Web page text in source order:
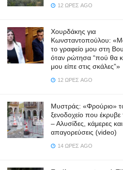
12 ΏΡΕΣ AGO
Χουρδάκης για
Κωνσταντοπούλου:
το γραφείο μου στη
όταν ρώτησα “πού θα
μου είπε στις σκάλες”»
12 ΏΡΕΣ AGO
Μυστράς: «Φρούριο»
ξενοδοχείο που
– Αλυσίδες, κάμερες και
απαγορεύσεις (video)
14 ΏΡΕΣ AGO